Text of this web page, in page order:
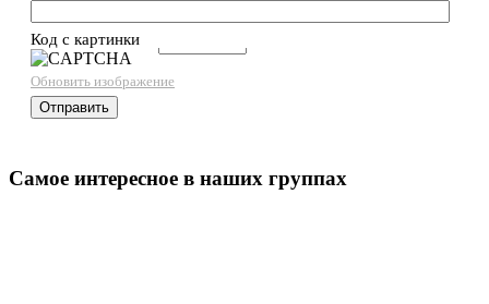
Код с картинки→
Обновить изображение
Самое интересное в наших группах